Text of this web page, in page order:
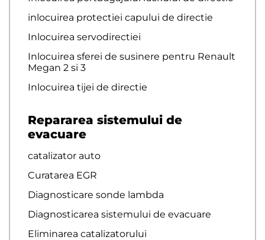
inlocuirea protectiei capului de directie
Inlocuirea servodirectiei
Inlocuirea sferei de susinere pentru Renault
Megan 2 si 3
Inlocuirea tijei de directie
Repararea sistemului de
evacuare
catalizator auto
Curatarea EGR
Diagnosticare sonde lambda
Diagnosticarea sistemului de evacuare
Eliminarea catalizatorului